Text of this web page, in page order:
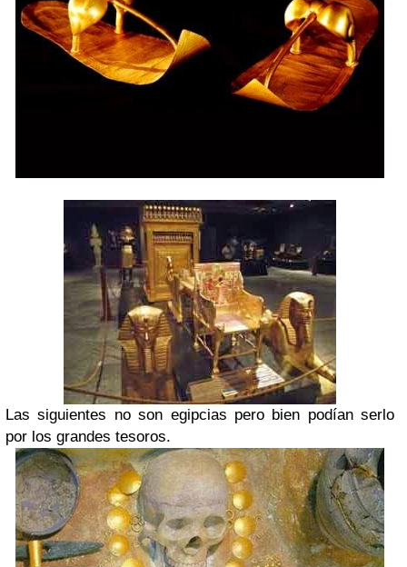
Las siguientes no son egipcias pero bien podían serlo
por los grandes tesoros.